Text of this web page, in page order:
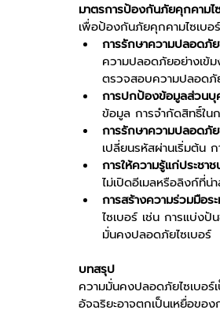
มาตรการป้องกันภัยคุกคามไ
เพื่อป้องกันภัยคุกคามไซเบอ
การรักษาความปลอดภั
ความปลอดภัยอย่างเข้
ตรวจสอบความปลอดภั
การปกป้องข้อมูลส่วนบุ
ข้อมูล การจำกัดสิทธิ์ใน
การรักษาความปลอด
เปลี่ยนรหัสผ่านเริ่มต้น
การให้ความรู้แก่ประชาช
ไม่เปิดอีเมลหรือลิงก์ที่
การสร้างความร่วมมือร
ไซเบอร์ เช่น การแบ่ง
มั่นคงปลอดภัยไซเบอร์
บทสรุป
ความมั่นคงปลอดภัยไซเบอร์
อัจฉริยะอาจตกเป็นเหยื่อขอ